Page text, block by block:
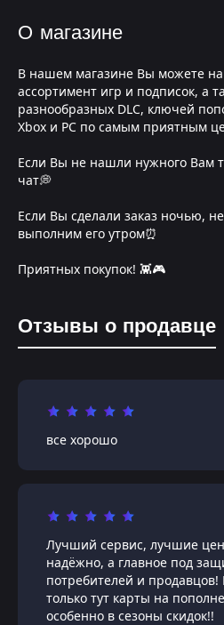
О магазине
В нашем магазине Вы можете
ассортимент игр и подписок, а
разнообразных DLC, ключей
Xbox и PC по самым приятным
Если Вы не нашли нужного Вам
чат💭
Если Вы сделали заказ ночью,
выполним его утром⏰
Приятных покупок! 👾🎮
Отзывы о продавце
все хорошо
Лучший сервис, лучшие
надёжно, а главное под
потребителей и продавцов!
только тут карты на
особенно в сезоны скидок!!